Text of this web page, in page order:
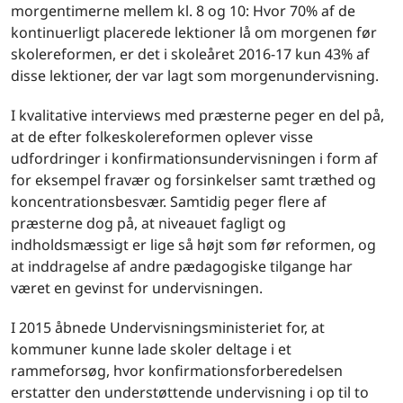
morgentimerne mellem kl. 8 og 10: Hvor 70% af de
kontinuerligt placerede lektioner lå om morgenen før
skolereformen, er det i skoleåret 2016-17 kun 43% af
disse lektioner, der var lagt som morgenundervisning.
I kvalitative interviews med præsterne peger en del på,
at de efter folkeskolereformen oplever visse
udfordringer i konfirmationsundervisningen i form af
for eksempel fravær og forsinkelser samt træthed og
koncentrationsbesvær. Samtidig peger flere af
præsterne dog på, at niveauet fagligt og
indholdsmæssigt er lige så højt som før reformen, og
at inddragelse af andre pædagogiske tilgange har
været en gevinst for undervisningen.
I 2015 åbnede Undervisningsministeriet for, at
kommuner kunne lade skoler deltage i et
rammeforsøg, hvor konfirmationsforberedelsen
erstatter den understøttende undervisning i op til to